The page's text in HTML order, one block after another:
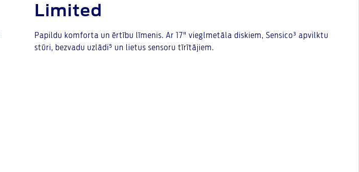
Limited
Papildu komforta un ērtību līmenis. Ar 17" vieglmetāla diskiem, Sensico³ apvilktu
stūri, bezvadu uzlādi⁵ un lietus sensoru tīrītājiem.